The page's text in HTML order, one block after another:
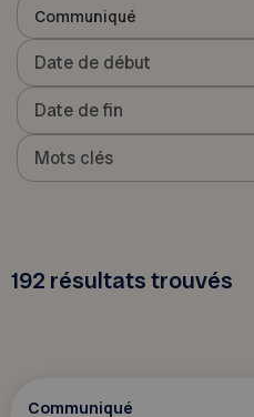
Communiqué
192 résultats trouvés
Communiqué